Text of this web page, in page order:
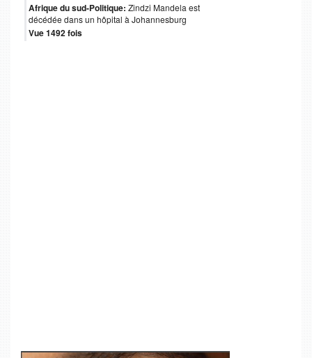
Afrique du sud-Politique: Zindzi Mandela est
décédée dans un hôpital à Johannesburg
Vue 1492 fois